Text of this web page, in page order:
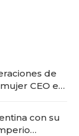
de
CEO en
con su